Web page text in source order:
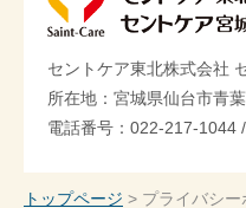
セントケア東北株式会社
所在地：宮城県仙台市青
電話番号：022-217-1044
トップページ > プライバシー